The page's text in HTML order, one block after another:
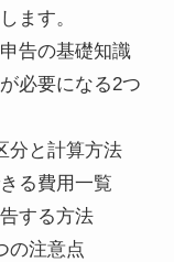
ます。
告の基礎知識
必要になる2つ
分と計算方法
る費用一覧
する方法
の注意点